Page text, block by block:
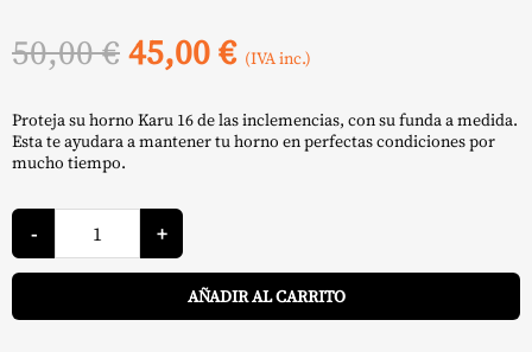
50,00€El
original
50,00 €.
45,00€El
actual
(IVA inc.)
Proteja su horno Karu 16 de las inclemencias, con su funda a medida.
Esta te ayudara a mantener tu horno en perfectas condiciones por
mucho tiempo.
-
Funda
Karu
16
-
Ooni
+
AÑADIR AL CARRITO